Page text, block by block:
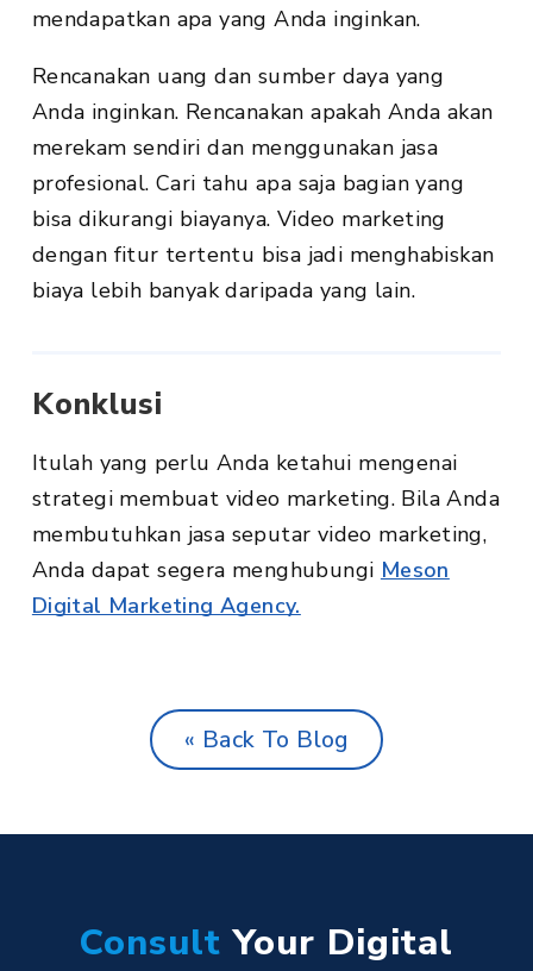
mendapatkan apa yang Anda inginkan.
Rencanakan uang dan sumber daya yang
Anda inginkan. Rencanakan apakah Anda akan
merekam sendiri dan menggunakan jasa
profesional. Cari tahu apa saja bagian yang
bisa dikurangi biayanya. Video marketing
dengan fitur tertentu bisa jadi menghabiskan
biaya lebih banyak daripada yang lain.
Konklusi
Itulah yang perlu Anda ketahui mengenai
strategi membuat video marketing. Bila Anda
membutuhkan jasa seputar video marketing,
Anda dapat segera menghubungi Meson
Digital Marketing Agency.
« Back To Blog
Consult Your Digital